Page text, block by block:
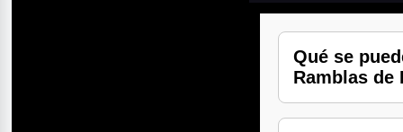
Qué se
Ramblas de